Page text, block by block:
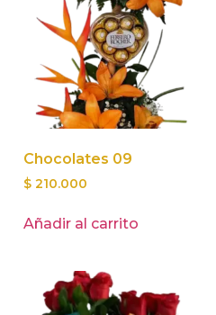
Chocolates 09
$ 210.000
Añadir al carrito